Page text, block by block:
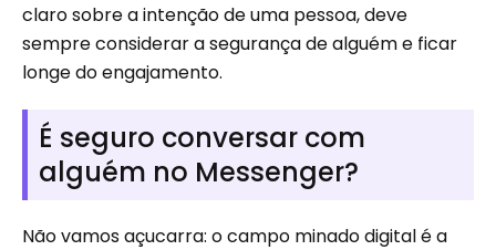
claro sobre a intenção de uma pessoa, deve
sempre considerar a segurança de alguém e ficar
longe do engajamento.
É seguro conversar com
alguém no Messenger?
Não vamos açucarra: o campo minado digital é a